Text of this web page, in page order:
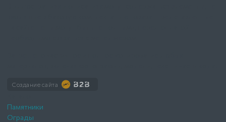
Создание сайта
Памятники
Ограды